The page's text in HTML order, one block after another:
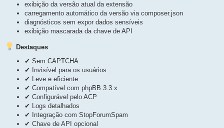
exibição da versão atual da extensão
carregamento automático da versão via composer.json
diagnósticos sem expor dados sensíveis
exibição mascarada da chave de API
Destaques
✔ Sem CAPTCHA
✔ Invisível para os usuários
✔ Leve e eficiente
✔ Compatível com phpBB 3.3.x
✔ Configurável pelo ACP
✔ Logs detalhados
✔ Integração com StopForumSpam
✔ Chave de API opcional